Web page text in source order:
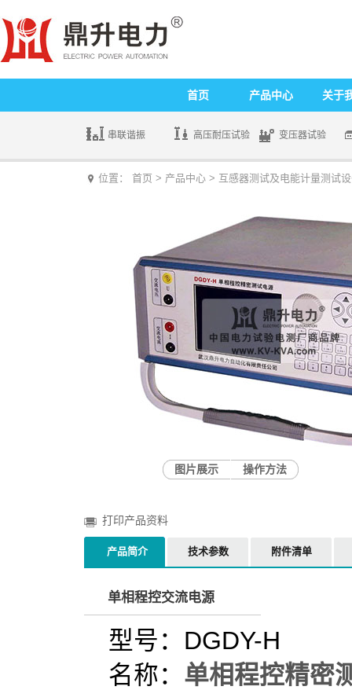
首页 产品中心 关于
串联谐振 高压耐压试验 变压器试验
位置： 首页 > 产品中心 > 互感器测试及电能计量测试
图片展示 操作方法
打印产品资料
产品简介 技术参数 附件清单
单相程控交流电源
型号：DGDY-H
名称： 单相程控精密